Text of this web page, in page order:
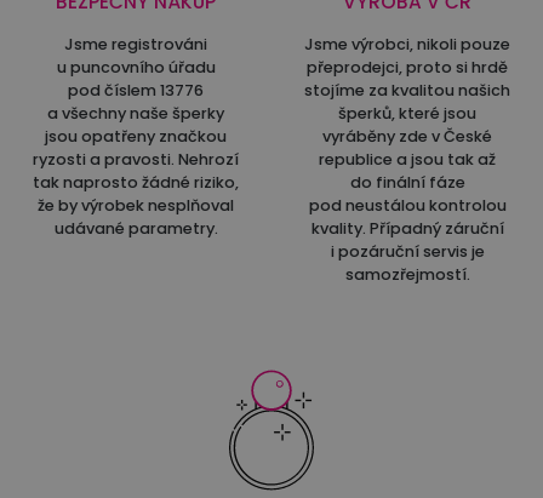
Jsme registrováni
u puncovního úřadu
pod číslem 13776
a všechny naše šperky
jsou opatřeny značkou
ryzosti a pravosti. Nehrozí
tak naprosto žádné riziko,
že by výrobek nesplňoval
udávané parametry.
Jsme výrobci, nikoli pouze
přeprodejci, proto si hrdě
stojíme za kvalitou našich
šperků, které jsou
vyráběny zde v České
republice a jsou tak až
do finální fáze
pod neustálou kontrolou
kvality. Případný záruční
i pozáruční servis je
samozřejmostí.